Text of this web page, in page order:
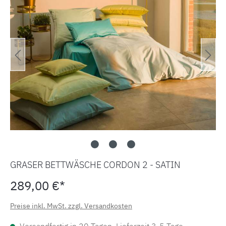
GRASER BETTWÄSCHE CORDON 2 - SATIN
289,00 €*
Preise inkl. MwSt. zzgl. Versandkosten